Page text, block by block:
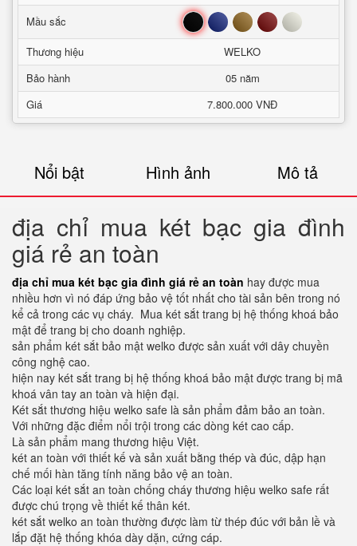
Mầu sắc Đen Xanh Nâu Đỏ Trắng
Thương hiệu
WELKO
Bảo hành
05 năm
Giá
7.800.000 VNĐ
Nổi bật Hình ảnh Mô tả
địa chỉ mua két bạc gia đình
giá rẻ an toàn
địa chỉ mua két bạc gia đình giá rẻ an toàn hay được mua
nhiều hơn vì nó đáp ứng bảo vệ tốt nhất cho tài sản bên trong nó
kể cả trong các vụ cháy. Mua két sắt trang bị hệ thống khoá bảo
mật để trang bị cho doanh nghiệp.
sản phẩm két sắt bảo mật welko được sản xuất với dây chuyền
công nghệ cao.
hiện nay két sắt trang bị hệ thống khoá bảo mật được trang bị mã
khoá vân tay an toàn và hiện đại.
Két sắt thương hiệu welko safe là sản phẩm đảm bảo an toàn.
Với những đặc điểm nổi trội trong các dòng két cao cấp.
Là sản phẩm mang thương hiệu Việt.
két an toàn với thiết kế và sản xuất bằng thép và đúc, dập hạn
chế mối hàn tăng tính năng bảo vệ an toàn.
Các loại két sắt an toàn chống cháy thương hiệu welko safe rất
được chú trọng về thiết kế thân két.
két sắt welko an toàn thường được làm từ thép đúc với bản lề và
lắp đặt hệ thống khóa dày dặn, cứng cáp.